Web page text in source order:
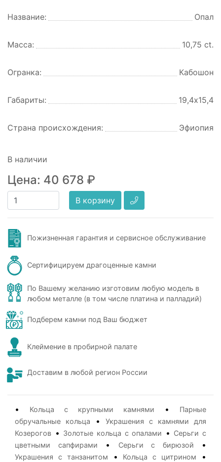
Название: Опал
Масса: 10,75 ct.
Огранка: Кабошон
Габариты: 19,4х15,4
Страна происхождения: Эфиопия
В наличии
Цена: 40 678 ₽
В корзину
Пожизненная гарантия и сервисное обслуживание
Сертифицируем драгоценные камни
По Вашему желанию изготовим любую модель в
любом металле (в том числе платина и палладий)
Подберем камни под Ваш бюджет
Клеймение в пробирной палате
Доставим в любой регион России
• Кольца с крупными камнями •
Парные
обручальные кольца
• Украшения с камнями для
Козерогов • Золотые кольца с опалами • Серьги с
цветными сапфирами
• Серьги с бирюзой •
Украшения с танзанитом • Кольца с цитрином •